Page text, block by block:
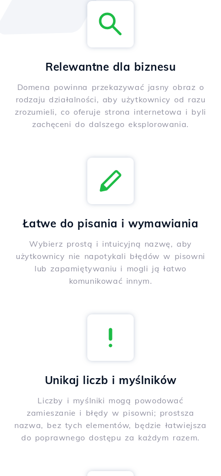
Relewantne dla biznesu
Domena powinna przekazywać jasny obraz o
rodzaju działalności, aby użytkownicy od razu
zrozumieli, co oferuje strona internetowa i byli
zachęceni do dalszego eksplorowania.
Łatwe do pisania i wymawiania
Wybierz prostą i intuicyjną nazwę, aby
użytkownicy nie napotykali błędów w pisowni
lub zapamiętywaniu i mogli ją łatwo
komunikować innym.
Unikaj liczb i myślników
Liczby i myślniki mogą powodować
zamieszanie i błędy w pisowni; prostsza
nazwa, bez tych elementów, będzie łatwiejsza
do poprawnego dostępu za każdym razem.